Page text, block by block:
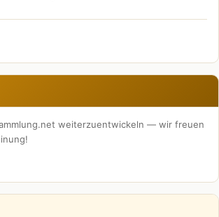
weiterzuentwickeln — wir freuen